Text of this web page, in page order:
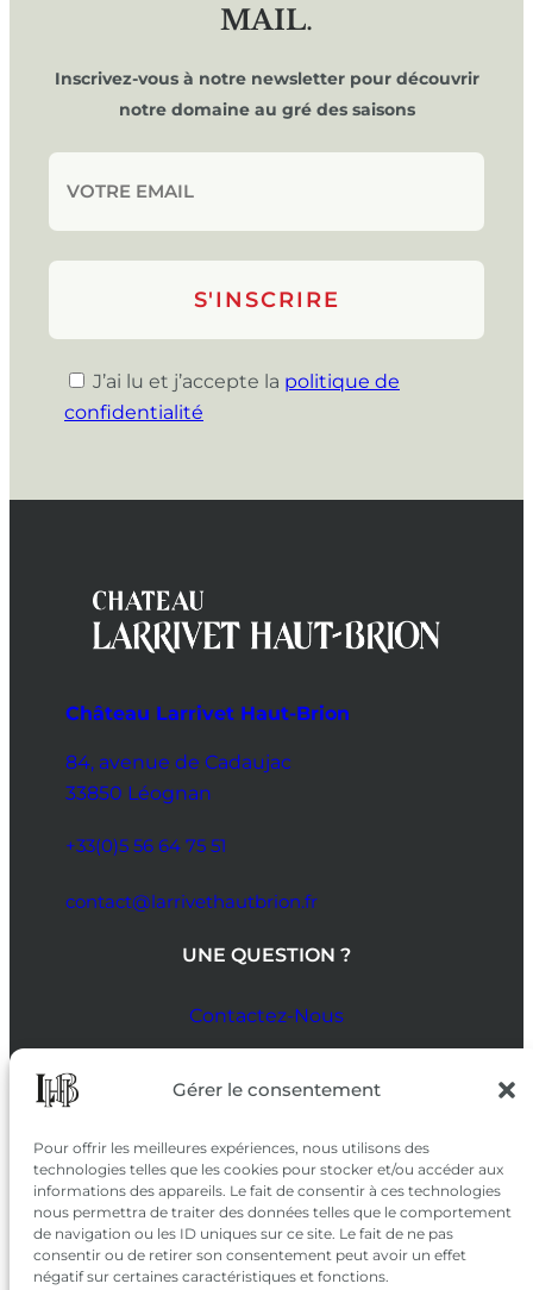
Gérer le consentement
Pour offrir les meilleures expériences, nous utilisons des
technologies telles que les cookies pour stocker et/ou accéder aux
informations des appareils. Le fait de consentir à ces technologies
nous permettra de traiter des données telles que le comportement
de navigation ou les ID uniques sur ce site. Le fait de ne pas
consentir ou de retirer son consentement peut avoir un effet
négatif sur certaines caractéristiques et fonctions.
MAIL.
Inscrivez-vous à notre newsletter pour découvrir
notre domaine au gré des saisons
J’ai lu et j’accepte la politique de
confidentialité
Château Larrivet Haut-Brion
84, avenue de Cadaujac
33850 Léognan
+33(0)5 56 64 75 51
contact@larrivethautbrion.fr
UNE QUESTION ?
Contactez-Nous
SUIVEZ-NOUS
SUR LES RÉSEAUX